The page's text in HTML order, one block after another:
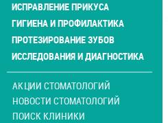
ИСПРАВЛЕНИЕ ПРИКУСА
ГИГИЕНА И ПРОФИЛАКТИКА
ПРОТЕЗИРОВАНИЕ ЗУБОВ
ИССЛЕДОВАНИЯ И ДИАГНОСТИКА
АКЦИИ СТОМАТОЛОГИЙ
НОВОСТИ СТОМАТОЛОГИЙ
ПОИСК КЛИНИКИ